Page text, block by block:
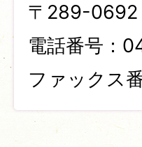
〒289-0692
電話番号：
ファックス